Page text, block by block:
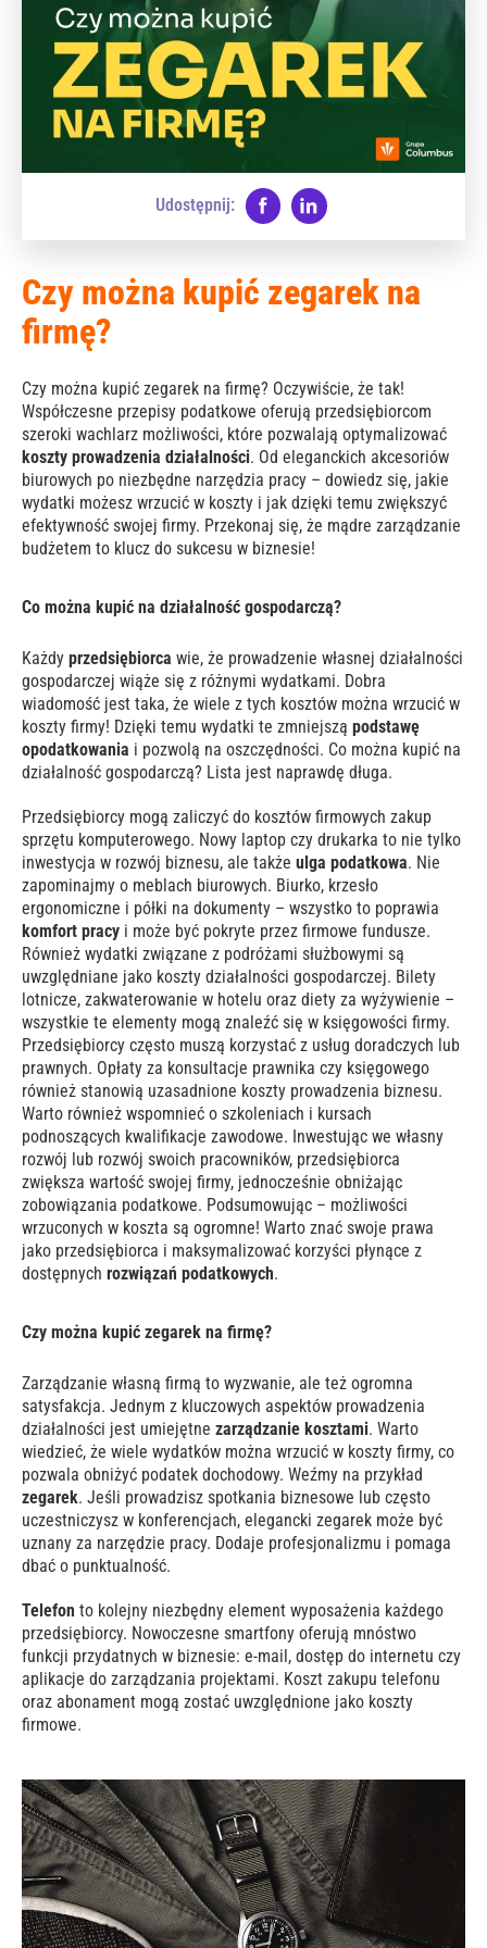
Udostępnij:
Czy można kupić zegarek na
firmę?
Czy można kupić zegarek na firmę? Oczywiście, że tak!
Współczesne przepisy podatkowe oferują przedsiębiorcom
szeroki wachlarz możliwości, które pozwalają optymalizować
koszty prowadzenia działalności. Od eleganckich akcesoriów
biurowych po niezbędne narzędzia pracy – dowiedz się, jakie
wydatki możesz wrzucić w koszty i jak dzięki temu zwiększyć
efektywność swojej firmy. Przekonaj się, że mądre zarządzanie
budżetem to klucz do sukcesu w biznesie!
Co można kupić na działalność gospodarczą?
Każdy przedsiębiorca wie, że prowadzenie własnej działalności
gospodarczej wiąże się z różnymi wydatkami. Dobra
wiadomość jest taka, że wiele z tych kosztów można wrzucić w
koszty firmy! Dzięki temu wydatki te zmniejszą podstawę
opodatkowania i pozwolą na oszczędności. Co można kupić na
działalność gospodarczą? Lista jest naprawdę długa.
Przedsiębiorcy mogą zaliczyć do kosztów firmowych zakup
sprzętu komputerowego. Nowy laptop czy drukarka to nie tylko
inwestycja w rozwój biznesu, ale także ulga podatkowa. Nie
zapominajmy o meblach biurowych. Biurko, krzesło
ergonomiczne i półki na dokumenty – wszystko to poprawia
komfort pracy i może być pokryte przez firmowe fundusze.
Również wydatki związane z podróżami służbowymi są
uwzględniane jako koszty działalności gospodarczej. Bilety
lotnicze, zakwaterowanie w hotelu oraz diety za wyżywienie –
wszystkie te elementy mogą znaleźć się w księgowości firmy.
Przedsiębiorcy często muszą korzystać z usług doradczych lub
prawnych. Opłaty za konsultacje prawnika czy księgowego
również stanowią uzasadnione koszty prowadzenia biznesu.
Warto również wspomnieć o szkoleniach i kursach
podnoszących kwalifikacje zawodowe. Inwestując we własny
rozwój lub rozwój swoich pracowników, przedsiębiorca
zwiększa wartość swojej firmy, jednocześnie obniżając
zobowiązania podatkowe. Podsumowując – możliwości
wrzuconych w koszta są ogromne! Warto znać swoje prawa
jako przedsiębiorca i maksymalizować korzyści płynące z
dostępnych rozwiązań podatkowych.
Czy można kupić zegarek na firmę?
Zarządzanie własną firmą to wyzwanie, ale też ogromna
satysfakcja. Jednym z kluczowych aspektów prowadzenia
działalności jest umiejętne zarządzanie kosztami. Warto
wiedzieć, że wiele wydatków można wrzucić w koszty firmy, co
pozwala obniżyć podatek dochodowy. Weźmy na przykład
zegarek. Jeśli prowadzisz spotkania biznesowe lub często
uczestniczysz w konferencjach, elegancki zegarek może być
uznany za narzędzie pracy. Dodaje profesjonalizmu i pomaga
dbać o punktualność.
Telefon to kolejny niezbędny element wyposażenia każdego
przedsiębiorcy. Nowoczesne smartfony oferują mnóstwo
funkcji przydatnych w biznesie: e-mail, dostęp do internetu czy
aplikacje do zarządzania projektami. Koszt zakupu telefonu
oraz abonament mogą zostać uwzględnione jako koszty
firmowe.